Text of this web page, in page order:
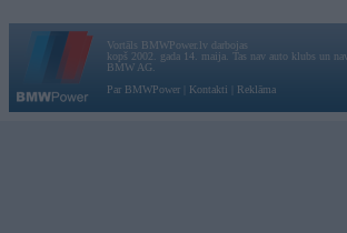
Vortāls BMWPower.lv darbojas
kopš 2002. gada 14. maija. Tas nav auto klubs un
BMW AG.
Par BMWPower
Kontakti Reklāma